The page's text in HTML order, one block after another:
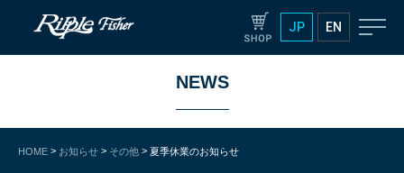
JP EN
NEWS
HOME > お知らせ > その他 > 夏季休業のお知らせ